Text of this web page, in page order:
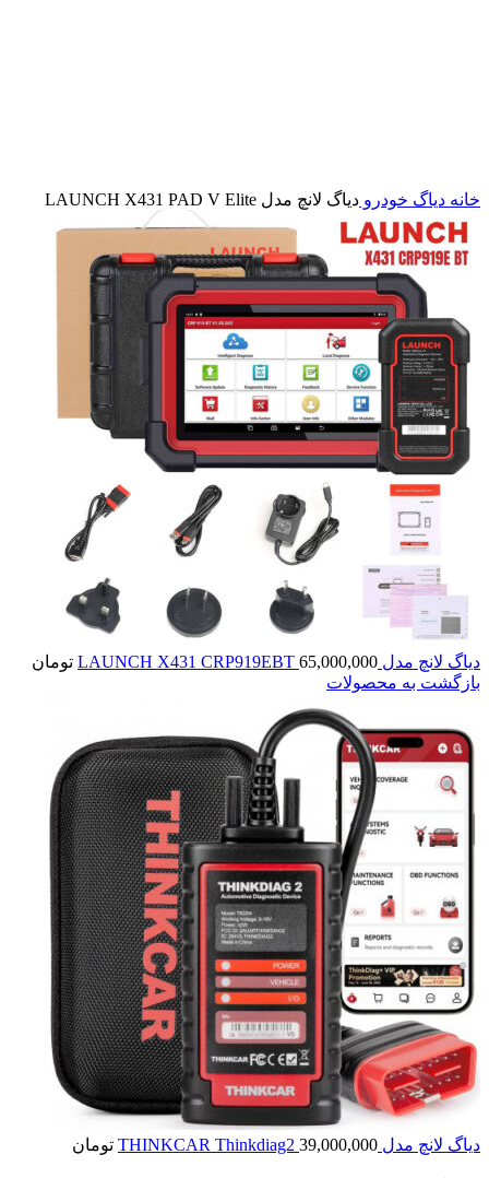
خانه دیاگ خودرو دياگ لانچ مدل LAUNCH X431 PAD V Elite
دياگ لانچ مدل LAUNCH X431 CRP919EBT 65,000,000
تومان
بازگشت به محصولات
دياگ لانچ مدل THINKCAR Thinkdiag2 39,000,000 تومان